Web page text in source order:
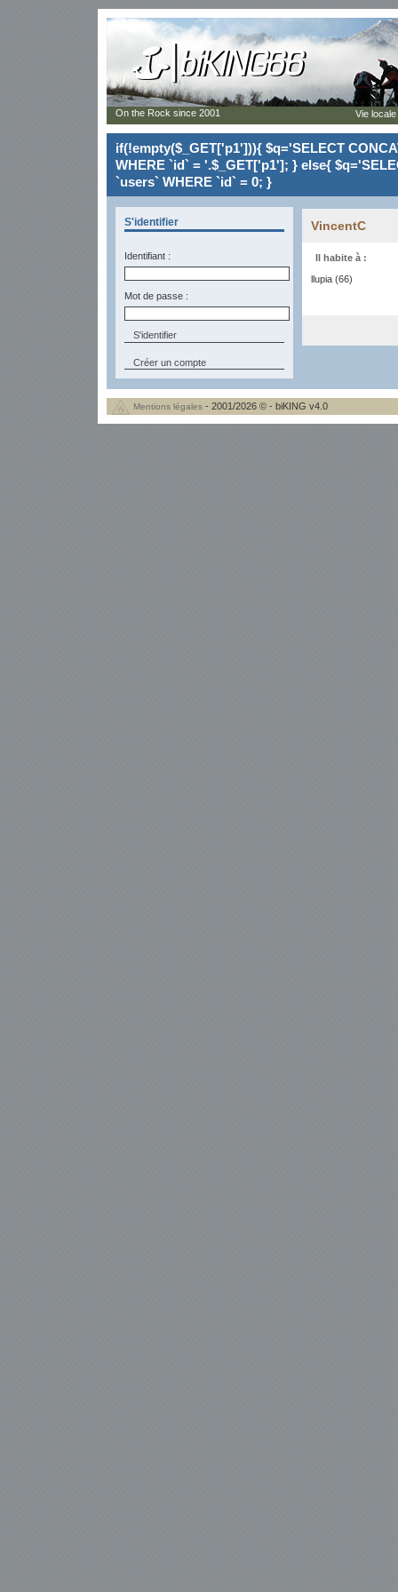
if(!empty($_GET['p1'])){ $q='SELECT
WHERE `id` = '.$_GET['p1']; } else{
`users` WHERE `id` = 0; }
S'identifier
Identifiant :
Mot de passe :
Créer un compte
VincentC
Il habite à :
llupia (66)
On the Rock since 2001 Vie
Mentions légales - 2001/2026 © - biKING v4.0